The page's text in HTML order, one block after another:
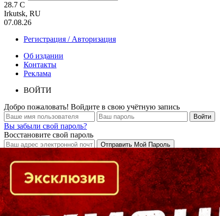
28.7 C
Irkutsk, RU
07.08.26
Регистрация / Авторизация
Об издании
Контакты
Реклама
ВОЙТИ
Добро пожаловать! Войдите в свою учётную запись
Вы забыли свой пароль?
Восстановите свой пароль
Кто есть кто в Байкальском регионе